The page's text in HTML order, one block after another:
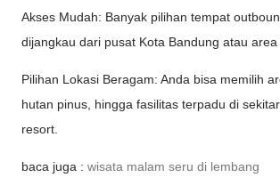
Akses Mudah: Banyak pilihan tempat
dijangkau dari pusat Kota Bandung atau area
Pilihan Lokasi Beragam: Anda bisa memilih
hutan pinus, hingga fasilitas terpadu di
resort.
baca juga : wisata malam seru di lembang